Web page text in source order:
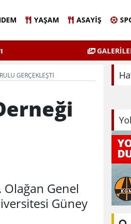
YAŞAM ASAYIŞ
Elazığ'da
GERÇEKLEŞTI
Genel
Güney